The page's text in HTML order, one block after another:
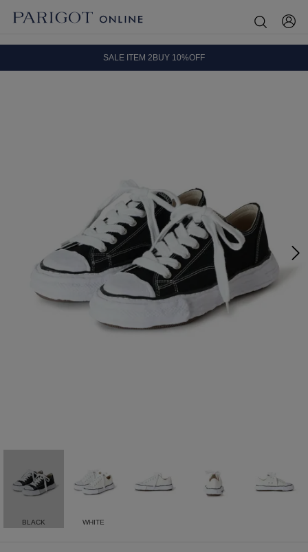
全国送料無料｜全品正規取扱
BLACK WHITE